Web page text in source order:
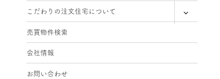
こだわりの注文住宅について
売買物件検索
会社情報
お問い合わせ